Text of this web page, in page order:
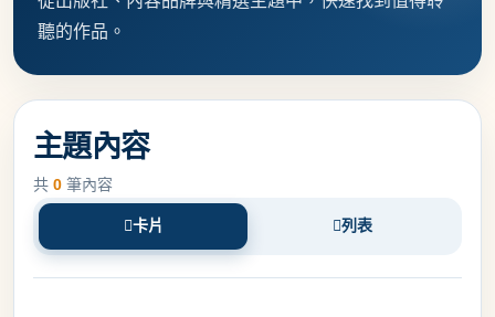
聽的作品。
主題內容
共 0 筆內容
卡片 列表